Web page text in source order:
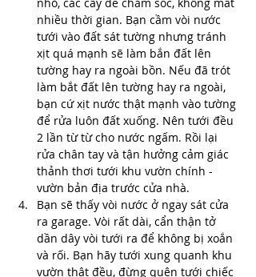
nhiều thời gian. Bạn cầm vòi nước
tưới vào đất sát tường nhưng tránh
xịt quá mạnh sẽ làm bắn đất lên
tường hay ra ngoài bồn. Nếu đã trót
làm bắt đất lên tường hay ra ngoài,
bạn cứ xịt nước thật mạnh vào tường
để rửa luôn đất xuống. Nên tưới đều
2 lần từ từ cho nước ngấm. Rồi lại
rửa chân tay và tận hưởng cảm giác
thảnh thơi tưới khu vườn chính -
vườn bản địa trước cửa nhà.
Bạn sẽ thấy vòi nước ở ngay sát cửa
ra garage. Vòi rất dài, cẩn thận tở
dần dây vòi tưới ra để không bị xoắn
và rối. Bạn hãy tưới xung quanh khu
vườn thật đều, đừng quên tưới chiếc